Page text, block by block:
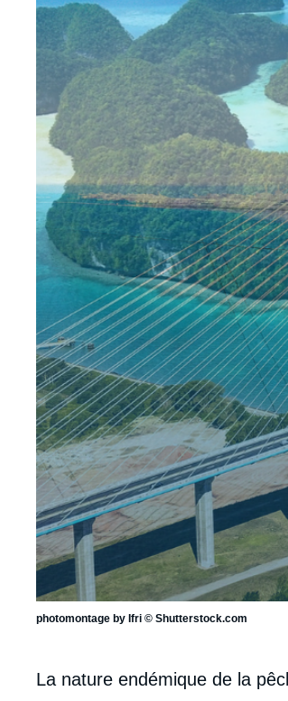
photomontage by Ifri © Shutterstock.com
Corps
La nature endémique de la